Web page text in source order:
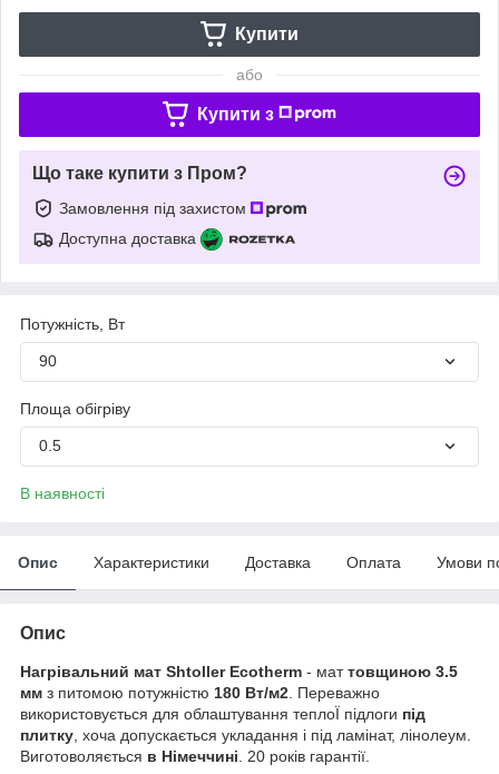
Купити
або
Купити з
Що таке купити з Пром?
Замовлення під захистом
Доступна доставка
Потужність, Вт
90
Площа обігріву
0.5
В наявності
Опис Характеристики Доставка Оплата Умови
Опис
Нагрівальний мат Shtoller Ecotherm - маттовщиною 3.5
мм з питомою потужністю 180 Вт/м2 . Переважно
використовується для облаштування теплоЇ підлоги під
плитку , хоча допускається укладання і під ламінат, лінолеум.
Виготоволяється в Німеччині . 20 років гарантії.